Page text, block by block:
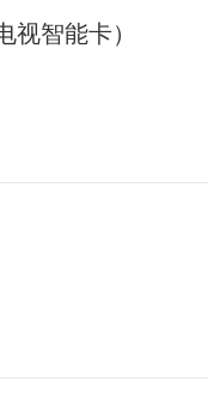
智能卡）